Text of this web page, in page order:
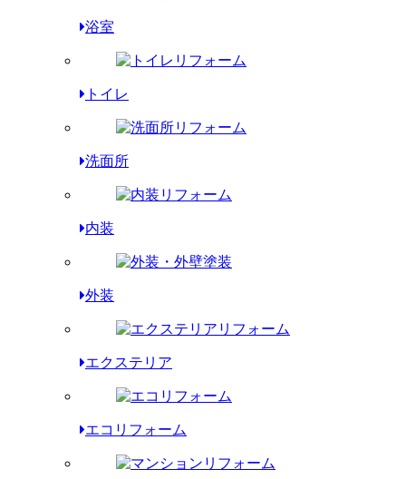
浴室
トイレ
洗面所
内装
外装
エクステリア
エコリフォーム